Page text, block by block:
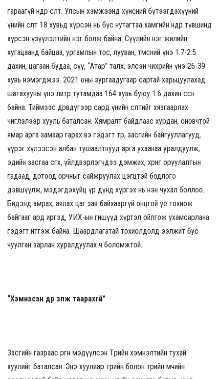
гараагүй өндөр өсөлт. Улсын хэмжээнд хүнсний бүтээгдэхүүний
үнийн өсөлт 18 хувьд хүрсэн нь бүс нутагтаа хамгийн өндөр түвшинд
хүрсэн үзүүлэлтийн нэг болж байна. Сүүлийн нэг жилийн
хугацаанд байцаа, ургамлын тос, лууван, төмсний үнэ 1.7-2.5
дахин, цагаан будаа, сүү, “Атар” талх, элсэн чихрийн үнэ 26-39
хувь нэмэгджээ. 2021 оны зургаадугаар сартай харьцуулахад
шатахууны үнэ литр тутамдаа 164 хувь буюу 1.6 дахин өссөн
байна. Тиймээс дөрөвдүгээр сард үнийн өсөлтийг хязгаарлах
чиглэлээр хууль баталсан. Хямралт байдлаас хурдан, оновчтой
ямар арга замаар гарах вэ гэдэгт төр, засгийн байгууллагууд,
үүрэг хүлээсэн албан тушаалтнууд арга ухаанаа уралдуулж,
эдийн засгаа өсгөх, үйлдвэрлэгчдээ дэмжих, хөрөнгө оруулалтын
гадаад, дотоод орчныг сайжруулах цэгцтэй бодлого
дэвшүүлж, мэдэгдэхүйц үр дүнд хүргэх нь нэн чухал боллоо.
Бидэнд амрах, аялах цаг зав байхааргүй онцгой үе тохиож
байгааг ард иргэд, УИХ-ын гишүүд хүртэл ойлгож ухамсарлана
гэдэгт итгэж байна. Шаардлагатай тохиолдолд ээлжит бус
чуулган зарлан хуралдуулах ч боломжтой.
“Хэмнэсэн дүр үзүүлж таарахгүй”
Засгийн газраас өргөн мэдүүлсэн Төрийн хэмнэлтийн тухай
хуулийг баталсан. Энэ хуулиар төрийн болон төрийн өмчийн